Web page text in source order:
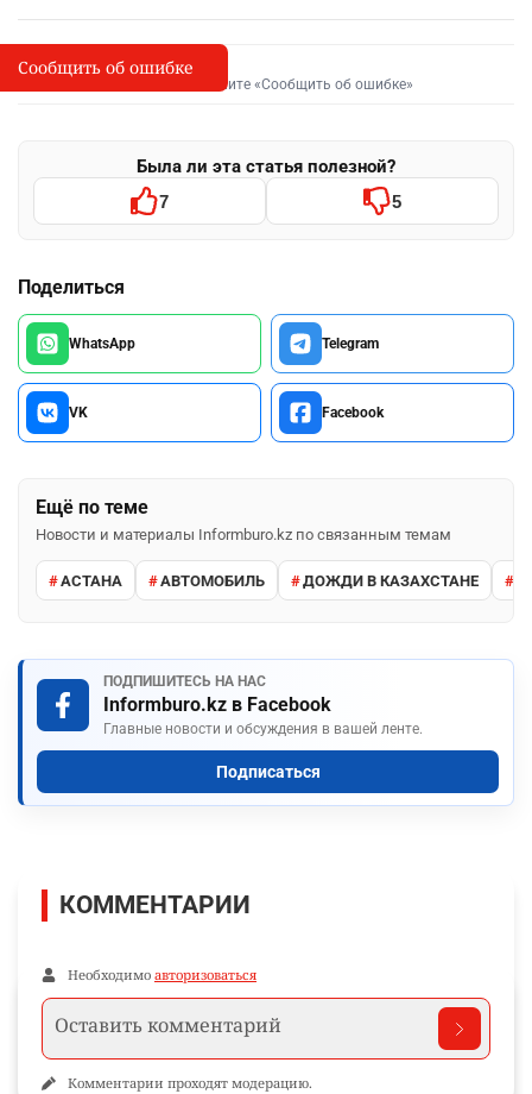
I
Сообщить об опечатке
Выделите фрагмент и нажмите «Сообщить об ошибке»
Была ли эта статья полезной?
7 5
Поделиться
WhatsApp Telegram
VK Facebook
Ещё по теме
Новости и материалы Informburo.kz по связанным темам
АСТАНА АВТОМОБИЛЬ ДОЖДИ В КАЗАХСТАНЕ
ПОДПИШИТЕСЬ НА НАС
Informburo.kz в Facebook
Главные новости и обсуждения в вашей ленте.
Подписаться
Сообщить об ошибке
КОММЕНТАРИИ
Необходимо авторизоваться
Комментарии проходят модерацию.